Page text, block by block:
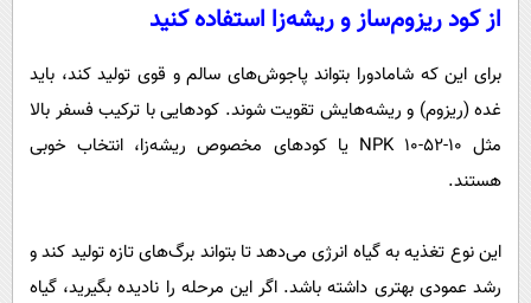
از کود ریزوم‌ساز و ریشه‌زا استفاده کنید
برای این که شامادورا بتواند پاجوش‌های سالم و قوی تولید کند، باید
غده (ریزوم) و ریشه‌هایش تقویت شوند. کودهایی با ترکیب فسفر بالا
مثل NPK 10-52-10 یا کودهای مخصوص ریشه‌زا، انتخاب خوبی
هستند.
این نوع تغذیه به گیاه انرژی می‌دهد تا بتواند برگ‌های تازه تولید کند و
رشد عمودی بهتری داشته باشد. اگر این مرحله را نادیده بگیرید، گیاه